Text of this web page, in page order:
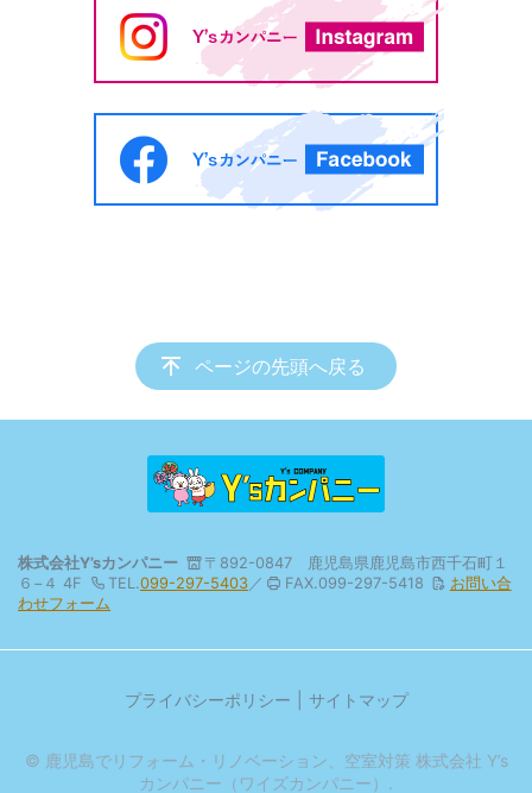
ページの先頭へ戻る
株式会社Y’sカンパニー
〒892-0847 鹿児島県鹿児島市西千石町１
６−４ 4F
TEL.099-297-5403／ FAX.099-297-5418
お問い合
わせフォーム
プライバシーポリシー サイトマップ
© 鹿児島でリフォーム・リノベーション、空室対策 株式会社 Y’s
カンパニー（ワイズカンパニー）.